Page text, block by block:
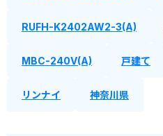
RUFH-K2402AW2-3(A)
MBC-240V(A) 戸建て
リンナイ 神奈川県